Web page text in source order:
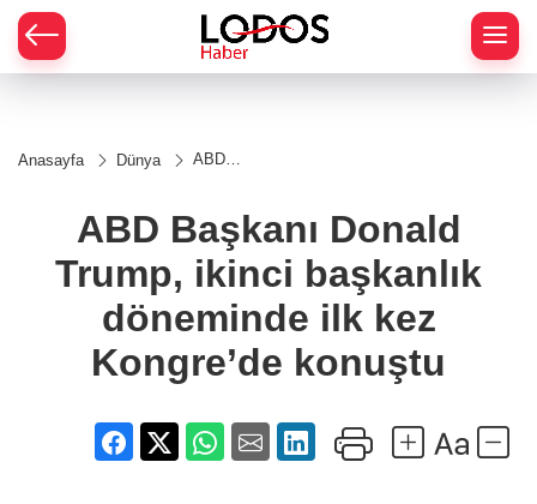
Anasayfa Dünya
ABD
ikinci
başkanlık
döneminde
ilk kez
Kongre’de
konuştu
ABD Başkanı Donald
Trump, ikinci başkanlık
döneminde ilk kez
Kongre’de konuştu